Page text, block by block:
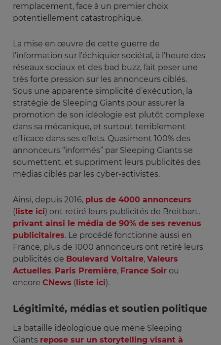
remplacement, face à un premier choix
potentiellement catastrophique.
La mise en œuvre de cette guerre de
l’information sur l’échiquier sociétal, à l’heure des
réseaux sociaux et des bad buzz, fait peser une
très forte pression sur les annonceurs ciblés.
Sous une apparente simplicité d’exécution, la
stratégie de Sleeping Giants pour assurer la
promotion de son idéologie est plutôt complexe
dans sa mécanique, et surtout terriblement
efficace dans ses effets. Quasiment 100% des
annonceurs “informés” par Sleeping Giants se
soumettent, et suppriment leurs publicités des
médias ciblés par les cyber-activistes.
Ainsi, depuis 2016, plus de 4000 annonceurs
( liste ici) ont retiré leurs publicités de Breitbart,
privant ainsi le média de 90% de ses revenus
publicitaires. Le procédé fonctionne aussi en
France, plus de 1000 annonceurs ont retiré leurs
publicités de Boulevard Voltaire, Valeurs
Actuelles, Paris Première, France Soir ou
encore CNews ( liste ici).
Légitimité, médias et soutien politique
La bataille idéologique que mène Sleeping
Giants repose sur un storytelling visant à